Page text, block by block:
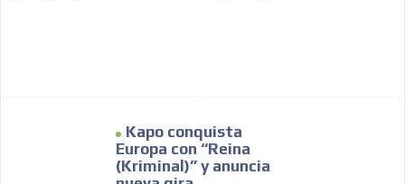
Kapo conquista
Europa con “Reina
(Kriminal)” y anuncia